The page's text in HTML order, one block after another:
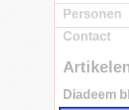
Personen
Contact
Diadeem